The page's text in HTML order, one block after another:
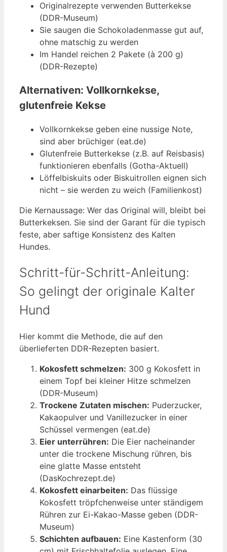
Originalrezepte verwenden Butterkekse
(DDR-Museum)
Sie saugen die Schokoladenmasse gut auf,
ohne matschig zu werden
Im Handel reichen 2 Pakete (à 200 g)
(DDR-Rezepte)
Alternativen: Vollkornkekse,
glutenfreie Kekse
Vollkornkekse geben eine nussige Note,
sind aber brüchiger (eat.de)
Glutenfreie Butterkekse (z.B. auf Reisbasis)
funktionieren ebenfalls (Gotha-Aktuell)
Löffelbiskuits oder Biskuitrollen eignen sich
nicht – sie werden zu weich (Familienkost)
Die Kernaussage: Wer das Original will, bleibt bei
Butterkeksen. Sie sind der Garant für die typisch
feste, aber saftige Konsistenz des Kalten
Hundes.
Schritt-für-Schritt-Anleitung:
So gelingt der originale Kalter
Hund
Hier kommt die Methode, die auf den
überlieferten DDR-Rezepten basiert.
Kokosfett schmelzen: 300 g Kokosfett in
einem Topf bei kleiner Hitze schmelzen
(DDR-Museum)
Trockene Zutaten mischen: Puderzucker,
Kakaopulver und Vanillezucker in einer
Schüssel vermengen (eat.de)
Eier unterrühren: Die Eier nacheinander
unter die trockene Mischung rühren, bis
eine glatte Masse entsteht
(DasKochrezept.de)
Kokosfett einarbeiten: Das flüssige
Kokosfett tröpfchenweise unter ständigem
Rühren zur Ei-Kakao-Masse geben (DDR-
Museum)
Schichten aufbauen: Eine Kastenform (30